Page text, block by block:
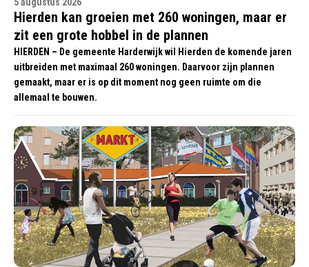
Hierden kan groeien met 260 woningen, maar er
zit een grote hobbel in de plannen
HIERDEN – De gemeente Harderwijk wil Hierden de komende jaren
uitbreiden met maximaal 260 woningen. Daarvoor zijn plannen
gemaakt, maar er is op dit moment nog geen ruimte om die
allemaal te bouwen.